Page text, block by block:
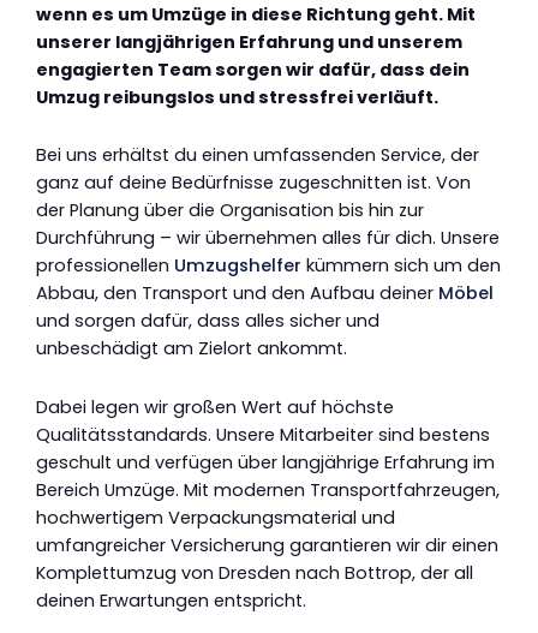
wenn es um Umzüge in diese Richtung geht. Mit
unserer langjährigen Erfahrung und unserem
engagierten Team sorgen wir dafür, dass dein
Umzug reibungslos und stressfrei verläuft.
Bei uns erhältst du einen umfassenden Service, der
ganz auf deine Bedürfnisse zugeschnitten ist. Von
der Planung über die Organisation bis hin zur
Durchführung – wir übernehmen alles für dich. Unsere
professionellen Umzugshelfer kümmern sich um den
Abbau, den Transport und den Aufbau deiner Möbel
und sorgen dafür, dass alles sicher und
unbeschädigt am Zielort ankommt.
Dabei legen wir großen Wert auf höchste
Qualitätsstandards. Unsere Mitarbeiter sind bestens
geschult und verfügen über langjährige Erfahrung im
Bereich Umzüge. Mit modernen Transportfahrzeugen,
hochwertigem Verpackungsmaterial und
umfangreicher Versicherung garantieren wir dir einen
Komplettumzug von Dresden nach Bottrop, der all
deinen Erwartungen entspricht.